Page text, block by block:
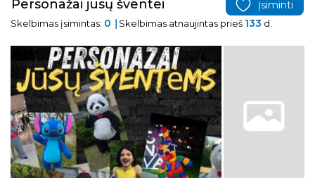
Personažai jūsų šventei Įsiminti
Skelbimas įsimintas: 0 Skelbimas atnaujintas prieš 133 d.